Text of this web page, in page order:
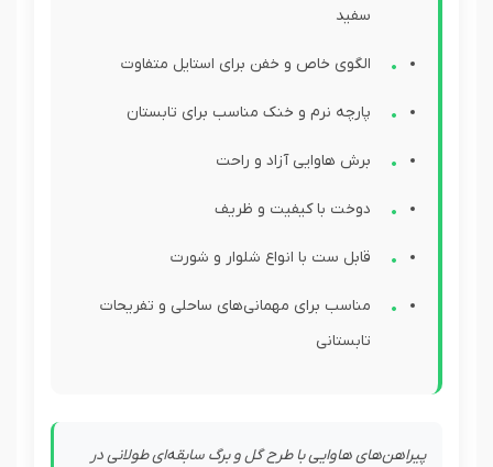
سفید
الگوی خاص و خفن برای استایل متفاوت
پارچه نرم و خنک مناسب برای تابستان
برش هاوایی آزاد و راحت
دوخت با کیفیت و ظریف
قابل ست با انواع شلوار و شورت
مناسب برای مهمانی‌های ساحلی و تفریحات
تابستانی
پیراهن‌های هاوایی با طرح گل و برگ سابقه‌ای طولانی در